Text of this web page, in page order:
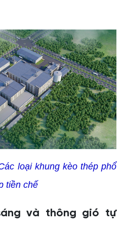
loại khung kèo thép phổ
tiền chế
và thông gió tự